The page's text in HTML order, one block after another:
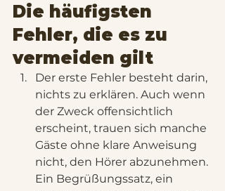
Die häufigsten
Fehler, die es zu
vermeiden gilt
Der erste Fehler besteht darin,
nichts zu erklären. Auch wenn
der Zweck offensichtlich
erscheint, trauen sich manche
Gäste ohne klare Anweisung
nicht, den Hörer abzunehmen.
Ein Begrüßungssatz, ein